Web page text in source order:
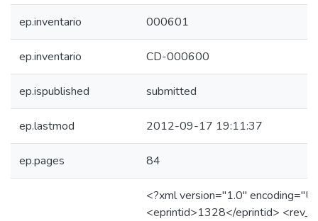
ep.inventario 000601
ep.inventario CD-000600
ep.ispublished submitted
ep.lastmod 2012-09-17 19:11:37
ep.pages 84
<?xml version="1.0"
<eprintid>1328</eprintid>